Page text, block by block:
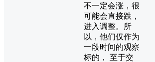
不一定会涨，很
可能会直接跌，
进入调整。所
以，他们仅作为
一段时间的观察
标的， 至于交